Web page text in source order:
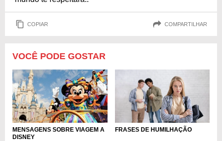
COPIAR COMPARTILHAR
VOCÊ PODE GOSTAR
MENSAGENS SOBRE VIAGEM A
DISNEY
FRASES DE HUMILHAÇÃO